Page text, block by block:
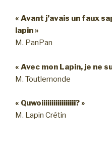
« Avant j’avais un faux
lapin »
M. PanPan
« Avec mon Lapin, je ne
M. Toutlemonde
« Quwoiiiiiiiiiiiiiiiii? »
M. Lapin Crétin